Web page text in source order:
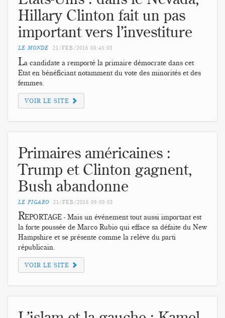
Hillary Clinton fait un pas
important vers l’investiture
LE MONDE 21/FEB/2016 08:45:03
La candidate a remporté la primaire démocrate dans cet
Etat en bénéficiant notamment du vote des minorités et des
femmes.
VOIR LE SITE
Primaires américaines :
Trump et Clinton gagnent,
Bush abandonne
LE FIGARO 21/FEB/2016 09:00:03
REPORTAGE - Mais un événement tout aussi important est
la forte poussée de Marco Rubio qui efface sa défaite du New
Hampshire et se présente comme la relève du parti
républicain.
VOIR LE SITE